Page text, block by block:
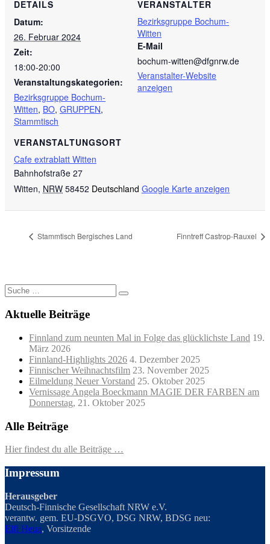
DETAILS
Datum:
26. Februar 2024
Zeit:
18:00-20:00
Veranstaltungskategorien:
Bezirksgruppe Bochum-
Witten, BO, GRUPPEN,
Stammtisch
VERANSTALTUNGSORT
Cafe extrablatt Witten
Bahnhofstraße 27
Witten, NRW 58452 Deutschland Google Karte anzeigen
VERANSTALTER
Bezirksgruppe Bochum-
Witten
E-Mail
bochum-witten@dfgnrw.de
Veranstalter-Website
anzeigen
Stammtisch Bergisches Land Finntreff Castrop-Rauxel
Suche
nach:
Aktuelle Beiträge
Finnland zum neunten Mal in Folge das glücklichste Land 19.
März 2026
Finnland-Highlights 2026 4. Dezember 2025
Finnischer Weihnachtsfilm 23. November 2025
Eilmeldung Neuer Vorstand 25. Oktober 2025
Vernissage Angela Boeckmann MAGIE DER FARBEN am
Donnerstag, 21. Oktober 2025
Alle Beiträge
Hier findest du alle Beiträge …
Impressum
Herausgeber
Deutsch-Finnische Gesellschaft NRW e.V.
verantw. gem. EU-DSGVO, DSG NRW, BDSG neu:
Elfi Heua, Vorsitzende